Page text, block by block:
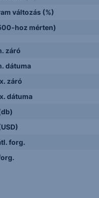
változás (%)
hoz mérten)
záró
dátuma
záró
dátuma
forg.